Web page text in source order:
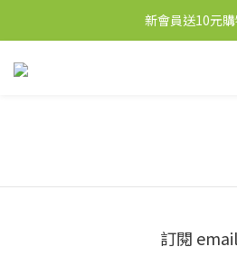
新會員送10元
新會員送10元
任何購物即送秋梨膏1
訂閱